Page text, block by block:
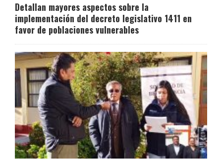
Detallan mayores aspectos sobre la
implementación del decreto legislativo 1411 en
favor de poblaciones vulnerables